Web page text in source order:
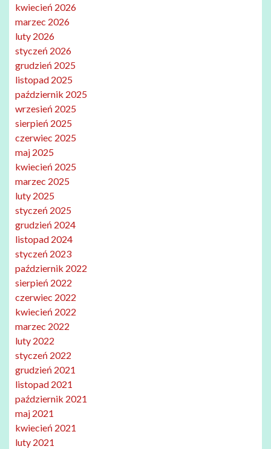
kwiecień 2026
marzec 2026
luty 2026
styczeń 2026
grudzień 2025
listopad 2025
październik 2025
wrzesień 2025
sierpień 2025
czerwiec 2025
maj 2025
kwiecień 2025
marzec 2025
luty 2025
styczeń 2025
grudzień 2024
listopad 2024
styczeń 2023
październik 2022
sierpień 2022
czerwiec 2022
kwiecień 2022
marzec 2022
luty 2022
styczeń 2022
grudzień 2021
listopad 2021
październik 2021
maj 2021
kwiecień 2021
luty 2021